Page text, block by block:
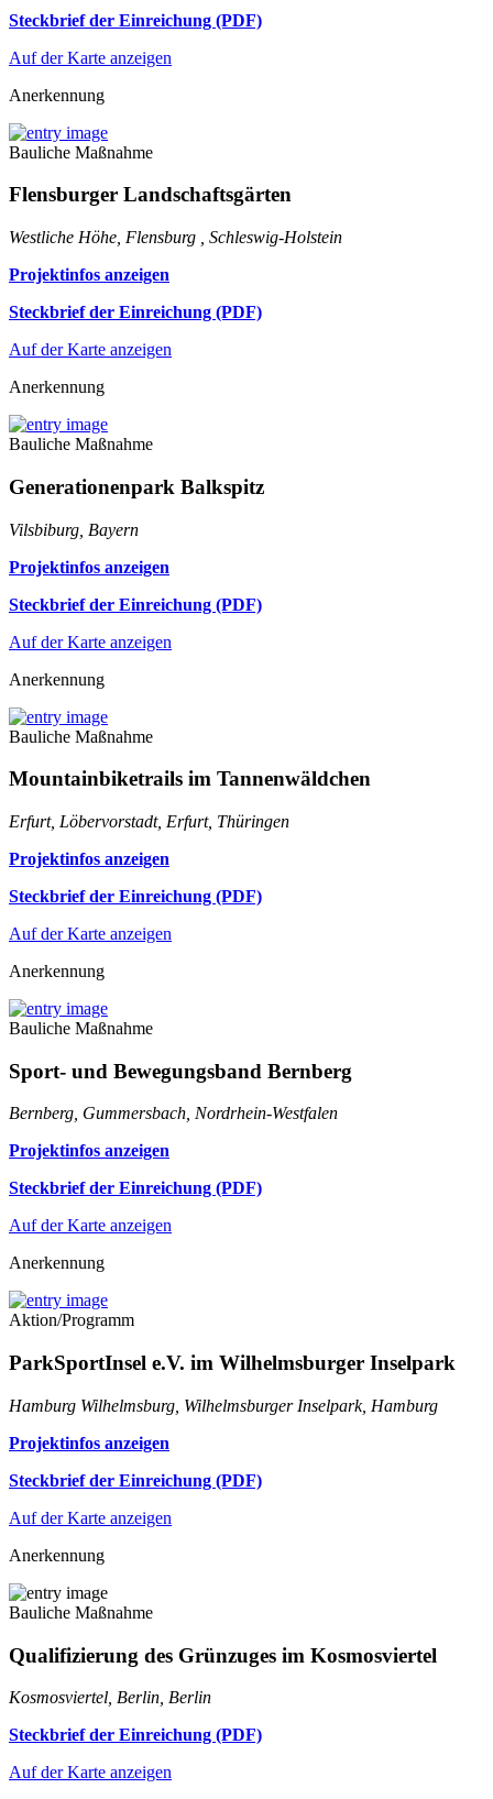
Steckbrief der Einreichung (PDF)
Auf der Karte anzeigen
Anerkennung
Bauliche Maßnahme
Flensburger Landschaftsgärten
Westliche Höhe, Flensburg , Schleswig-Holstein
Projektinfos anzeigen
Steckbrief der Einreichung (PDF)
Auf der Karte anzeigen
Anerkennung
Bauliche Maßnahme
Generationenpark Balkspitz
Vilsbiburg, Bayern
Projektinfos anzeigen
Steckbrief der Einreichung (PDF)
Auf der Karte anzeigen
Anerkennung
Bauliche Maßnahme
Mountainbiketrails im Tannenwäldchen
Erfurt, Löbervorstadt, Erfurt, Thüringen
Projektinfos anzeigen
Steckbrief der Einreichung (PDF)
Auf der Karte anzeigen
Anerkennung
Bauliche Maßnahme
Sport- und Bewegungsband Bernberg
Bernberg, Gummersbach, Nordrhein-Westfalen
Projektinfos anzeigen
Steckbrief der Einreichung (PDF)
Auf der Karte anzeigen
Anerkennung
Aktion/Programm
ParkSportInsel e.V. im Wilhelmsburger Inselpark
Hamburg Wilhelmsburg, Wilhelmsburger Inselpark, Hamburg
Projektinfos anzeigen
Steckbrief der Einreichung (PDF)
Auf der Karte anzeigen
Anerkennung
Bauliche Maßnahme
Qualifizierung des Grünzuges im Kosmosviertel
Kosmosviertel, Berlin, Berlin
Steckbrief der Einreichung (PDF)
Auf der Karte anzeigen